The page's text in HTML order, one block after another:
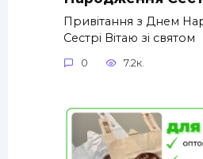
Привітання з Днем
Сестрі Вітаю зі святом
0 7.2к.